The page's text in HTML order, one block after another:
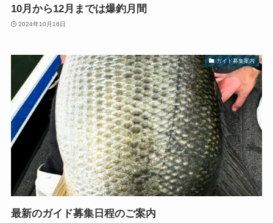
10月から12月までは爆釣月間
2024年10月16日
ガイド募集案内
最新のガイド募集日程のご案内